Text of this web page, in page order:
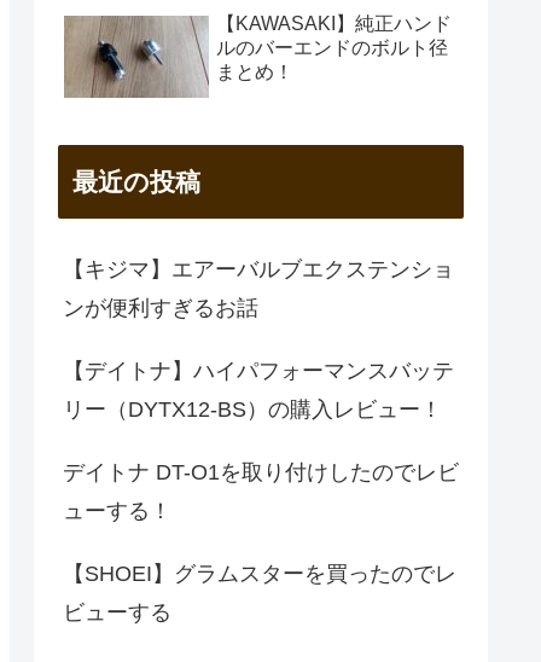
【KAWASAKI】純正ハンド
ルのバーエンドのボルト径
まとめ！
最近の投稿
【キジマ】エアーバルブエクステンショ
ンが便利すぎるお話
【デイトナ】ハイパフォーマンスバッテ
リー（DYTX12-BS）の購入レビュー！
デイトナ DT-O1を取り付けしたのでレビ
ューする！
【SHOEI】グラムスターを買ったのでレ
ビューする